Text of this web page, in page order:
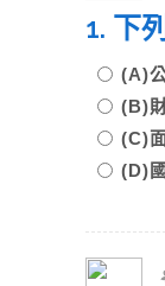
1. 下
(A)
(B)
(C)
(D)